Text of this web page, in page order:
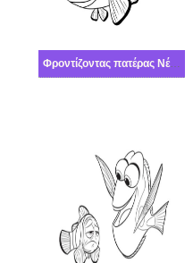
Φροντίζοντας πατέρας Νέμο